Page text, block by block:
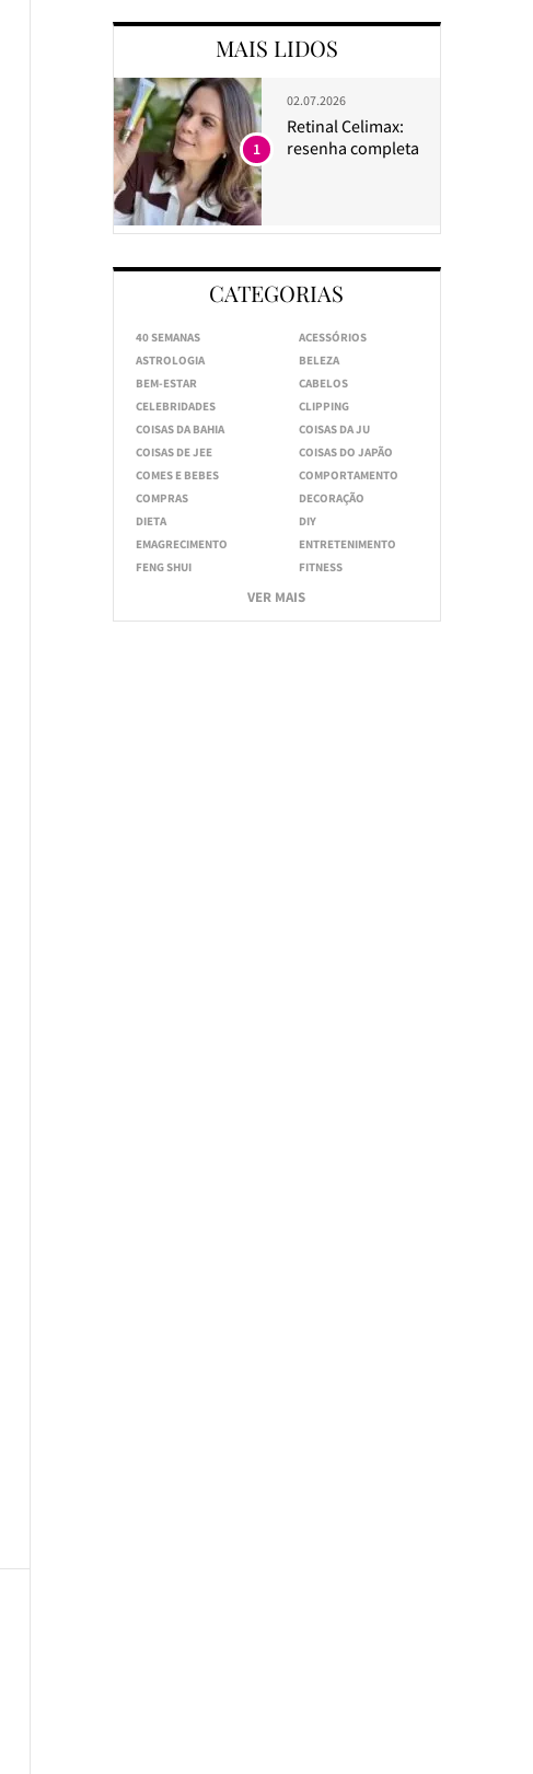
MAIS LIDOS
02.07.2026
Retinal Celimax:
resenha completa
1
CATEGORIAS
40 SEMANAS
ACESSÓRIOS
ASTROLOGIA
BELEZA
BEM-ESTAR
CABELOS
CELEBRIDADES
CLIPPING
COISAS DA BAHIA
COISAS DA JU
COISAS DE JEE
COISAS DO JAPÃO
COMES E BEBES
COMPORTAMENTO
COMPRAS
DECORAÇÃO
DIETA
DIY
EMAGRECIMENTO
ENTRETENIMENTO
FENG SHUI
FITNESS
VER MAIS